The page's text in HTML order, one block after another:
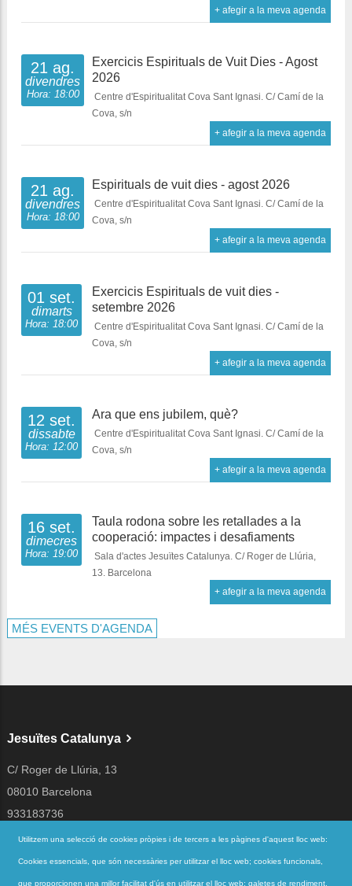
+ afegir a la meva agenda
21 ag.
divendres
Hora: 18:00
Exercicis Espirituals de Vuit Dies - Agost
2026
Centre d'Espiritualitat Cova Sant Ignasi. C/ Camí de la
Cova, s/n
+ afegir a la meva agenda
21 ag.
divendres
Hora: 18:00
Espirituals de vuit dies - agost 2026
Centre d'Espiritualitat Cova Sant Ignasi. C/ Camí de la
Cova, s/n
+ afegir a la meva agenda
01 set.
dimarts
Hora: 18:00
Exercicis Espirituals de vuit dies -
setembre 2026
Centre d'Espiritualitat Cova Sant Ignasi. C/ Camí de la
Cova, s/n
+ afegir a la meva agenda
12 set.
dissabte
Hora: 12:00
Ara que ens jubilem, què?
Centre d'Espiritualitat Cova Sant Ignasi. C/ Camí de la
Cova, s/n
+ afegir a la meva agenda
16 set.
dimecres
Hora: 19:00
Taula rodona sobre les retallades a la
cooperació: impactes i desafiaments
Sala d'actes Jesuïtes Catalunya. C/ Roger de Llúria,
13. Barcelona
+ afegir a la meva agenda
MÉS EVENTS D'AGENDA
Jesuïtes Catalunya
C/ Roger de Llúria, 13
08010 Barcelona
933183736
jesuites@jesuites.net
Segueix-nos a
Utilitzem una selecció de cookies pròpies i de tercers a les pàgines d'aquest lloc web:
Cookies essencials, que són necessàries per utilitzar el lloc web; cookies funcionals,
que proporcionen una millor facilitat d'ús en utilitzar el lloc web; galetes de rendiment,